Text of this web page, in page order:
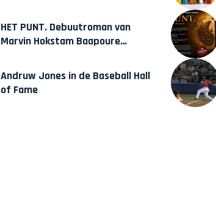
HET PUNT. Debuutroman van
Marvin Hokstam Baapoure
Andruw Jones in de Baseball Hall
of Fame